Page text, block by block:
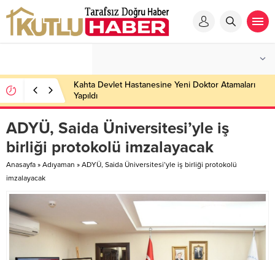
Kahta Devlet Hastanesine Yeni Doktor Atamaları
Yapıldı
ADYÜ, Saida Üniversitesi’yle iş
birliği protokolü imzalayacak
Anasayfa » Adıyaman » ADYÜ, Saida Üniversitesi’yle iş birliği protokolü
imzalayacak